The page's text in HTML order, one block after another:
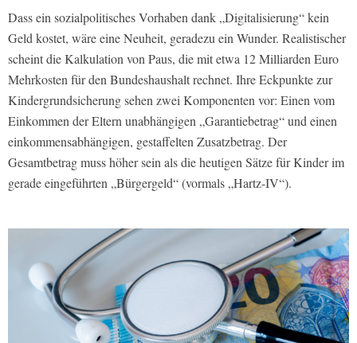
Dass ein sozialpolitisches Vorhaben dank „Digitalisierung“ kein
Geld kostet, wäre eine Neuheit, geradezu ein Wunder. Realistischer
scheint die Kalkulation von Paus, die mit etwa 12 Milliarden Euro
Mehrkosten für den Bundeshaushalt rechnet. Ihre Eckpunkte zur
Kindergrundsicherung sehen zwei Komponenten vor: Einen vom
Einkommen der Eltern unabhängigen „Garantiebetrag“ und einen
einkommensabhängigen, gestaffelten Zusatzbetrag. Der
Gesamtbetrag muss höher sein als die heutigen Sätze für Kinder im
gerade eingeführten „Bürgergeld“ (vormals „Hartz-IV“).